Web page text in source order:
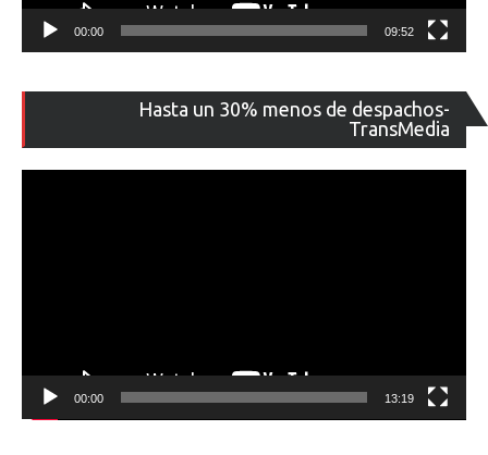
00:00 09:52
Hasta un 30% menos de despachos-
TransMedia
de
00:00 13:19